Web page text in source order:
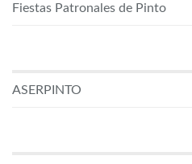
Fiestas Patronales de Pinto
ASERPINTO